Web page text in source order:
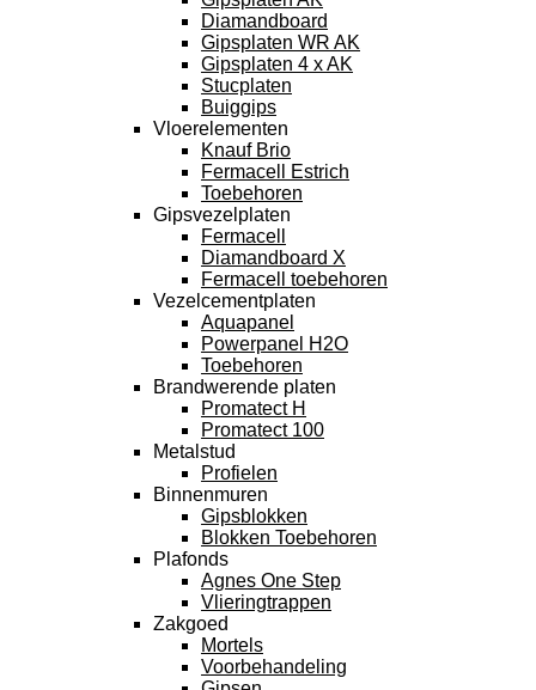
Diamandboard
Gipsplaten WR AK
Gipsplaten 4 x AK
Stucplaten
Buiggips
Vloerelementen
Knauf Brio
Fermacell Estrich
Toebehoren
Gipsvezelplaten
Fermacell
Diamandboard X
Fermacell toebehoren
Vezelcementplaten
Aquapanel
Powerpanel H2O
Toebehoren
Brandwerende platen
Promatect H
Promatect 100
Metalstud
Profielen
Binnenmuren
Gipsblokken
Blokken Toebehoren
Plafonds
Agnes One Step
Vlieringtrappen
Zakgoed
Mortels
Voorbehandeling